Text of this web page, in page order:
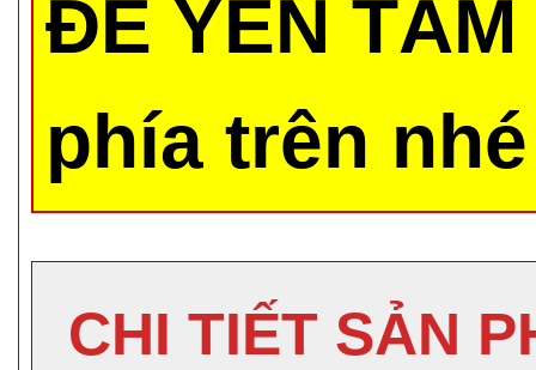
ĐỂ YÊN
phía trên
CHI TIẾT SẢN